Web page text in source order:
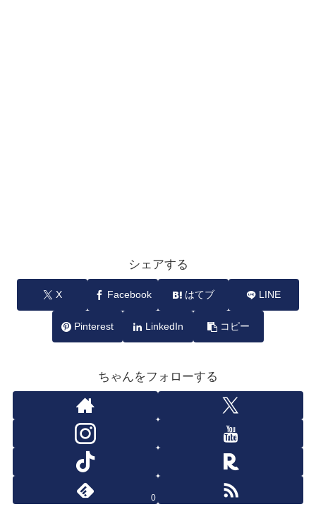
シェアする
X Facebook はてブ LINE
Pinterest LinkedIn コピー
ちゃんをフォローする
0